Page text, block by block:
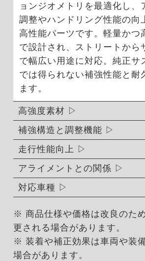
ョンジオメトリを最適化し、
調整やハンドリング性能の向
高性能パーツです。軽量かつ
で設計され、ストリートから
で幅広い用途に対応。純正サ
では得られない補強性能と耐
ます。
高強度素材
補強構造と調整機能
走行性能向上
アライメントとの関係
対応車種
※ 商品仕様や価格は改良のた
更される場合があります。
※ 装着や補正効果は車両や装
場合があります。